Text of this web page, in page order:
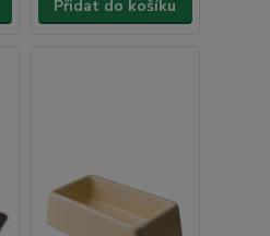
Přidat do košíku